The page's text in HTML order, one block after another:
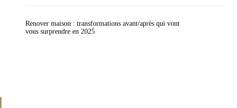
Renover maison : transformations avant/après qui vont
vous surprendre en 2025